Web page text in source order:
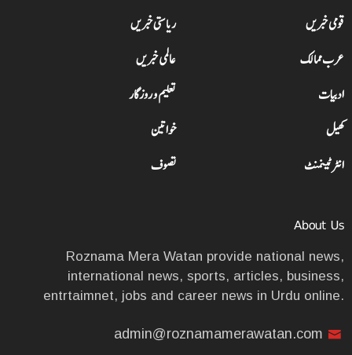
قومی خبریں
ریاستی خبریں
عرب ممالک
عالمی خبریں
ادبیات
تعلیم و روزگار
کھیل
خواتین
انٹرٹینمنٹ
تصوف
About Us
Roznama Mera Watan provide national news,
international news, sports, articles, business,
entrtaimnet, jobs and career news in Urdu online.
admin@roznamamerawatan.com